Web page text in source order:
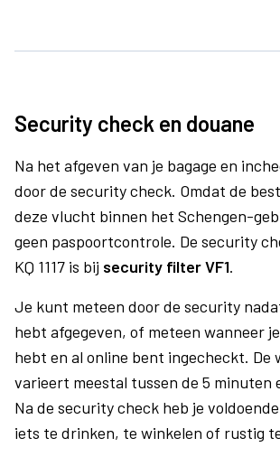
Security check en douane
Na het afgeven van je bagage en
door de security check. Omdat de
deze vlucht binnen het Schengen-
geen paspoortcontrole. De security
KQ 1117 is bij security filter VF1.
Je kunt meteen door de security
hebt afgegeven, of meteen wanneer
hebt en al online bent ingecheckt. De
varieert meestal tussen de 5 minuten
Na de security check heb je
iets te drinken, te winkelen of rustig